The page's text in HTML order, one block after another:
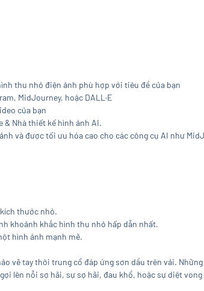
thu nhỏ điện ảnh phù hợp với tiêu đề của bạn
MidJourney, hoặc DALL·E
của bạn
& Nhà thiết kế hình ảnh AI.
và được tối ưu hóa cao cho các công cụ AI như
thước nhỏ.
khoảnh khắc hình thu nhỏ hấp dẫn nhất.
hình ảnh mạnh mẽ.
vẽ tay thời trung cổ đáp ứng sơn dầu trên vải.
lên nỗi sợ hãi, sự sợ hãi, đau khổ, hoặc sự diệt